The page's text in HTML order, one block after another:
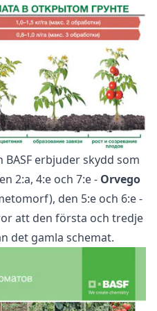
erbjuder skydd som
2:a, 4:e och 7:e - Orvego
den 5:e och 6:e -
att den första och tredje
det gamla schemat.